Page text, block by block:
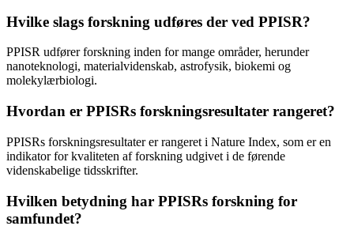
Hvilke slags forskning udføres der ved PPISR?
PPISR udfører forskning inden for mange områder, herunder
nanoteknologi, materialvidenskab, astrofysik, biokemi og
molekylærbiologi.
Hvordan er PPISRs forskningsresultater rangeret?
PPISRs forskningsresultater er rangeret i Nature Index, som er en
indikator for kvaliteten af forskning udgivet i de førende
videnskabelige tidsskrifter.
Hvilken betydning har PPISRs forskning for
samfundet?